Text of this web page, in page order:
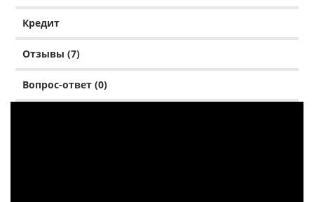
Кредит
Отзывы (7)
Вопрос-ответ (0)